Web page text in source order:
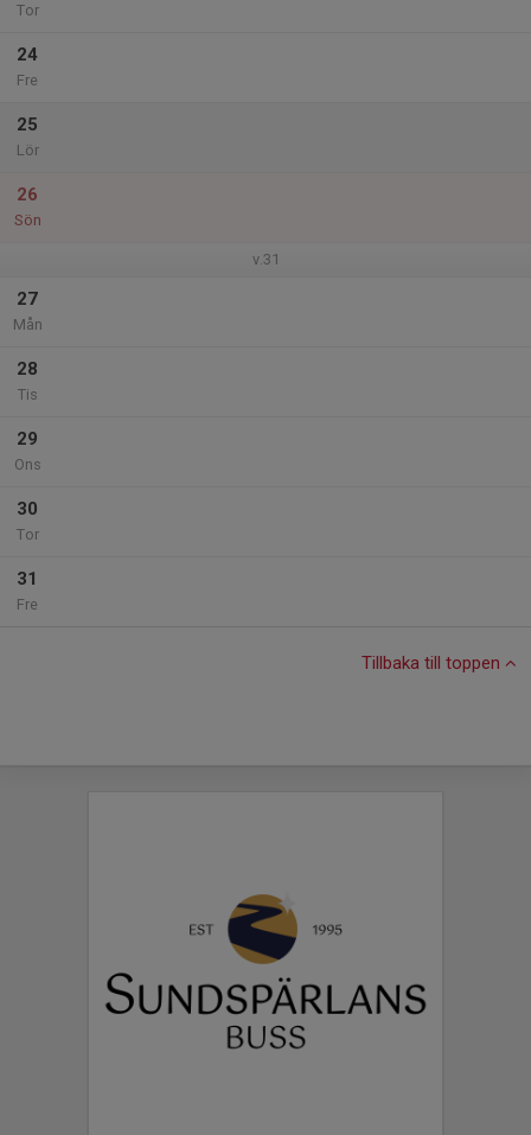
Tor
24
Fre
25
Lör
26
Sön
v.31
27
Mån
28
Tis
29
Ons
30
Tor
31
Fre
Tillbaka till toppen